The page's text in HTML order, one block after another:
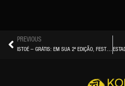
PREVIOUS
ISTOÉ – GRÁTIS: EM SUA 2ª EDIÇÃO, FESTIVAL DE CINEMA COREANO KOFF TRAZ A SP FILMES PRODUZIDOS ENTRE 2022 E 2024